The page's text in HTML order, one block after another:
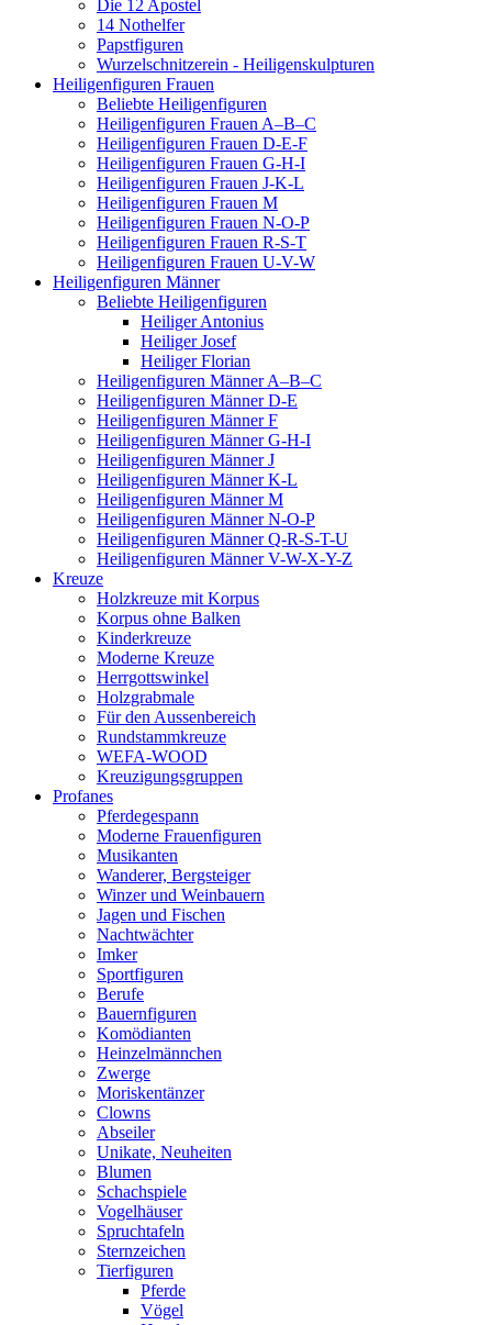
Die 12 Apostel
14 Nothelfer
Papstfiguren
Wurzelschnitzerein - Heiligenskulpturen
Heiligenfiguren Frauen
Beliebte Heiligenfiguren
Heiligenfiguren Frauen A–B–C
Heiligenfiguren Frauen D-E-F
Heiligenfiguren Frauen G-H-I
Heiligenfiguren Frauen J-K-L
Heiligenfiguren Frauen M
Heiligenfiguren Frauen N-O-P
Heiligenfiguren Frauen R-S-T
Heiligenfiguren Frauen U-V-W
Heiligenfiguren Männer
Beliebte Heiligenfiguren
Heiliger Antonius
Heiliger Josef
Heiliger Florian
Heiligenfiguren Männer A–B–C
Heiligenfiguren Männer D-E
Heiligenfiguren Männer F
Heiligenfiguren Männer G-H-I
Heiligenfiguren Männer J
Heiligenfiguren Männer K-L
Heiligenfiguren Männer M
Heiligenfiguren Männer N-O-P
Heiligenfiguren Männer Q-R-S-T-U
Heiligenfiguren Männer V-W-X-Y-Z
Kreuze
Holzkreuze mit Korpus
Korpus ohne Balken
Kinderkreuze
Moderne Kreuze
Herrgottswinkel
Holzgrabmale
Für den Aussenbereich
Rundstammkreuze
WEFA-WOOD
Kreuzigungsgruppen
Profanes
Pferdegespann
Moderne Frauenfiguren
Musikanten
Wanderer, Bergsteiger
Winzer und Weinbauern
Jagen und Fischen
Nachtwächter
Imker
Sportfiguren
Berufe
Bauernfiguren
Komödianten
Heinzelmännchen
Zwerge
Moriskentänzer
Clowns
Abseiler
Unikate, Neuheiten
Blumen
Schachspiele
Vogelhäuser
Spruchtafeln
Sternzeichen
Tierfiguren
Pferde
Vögel